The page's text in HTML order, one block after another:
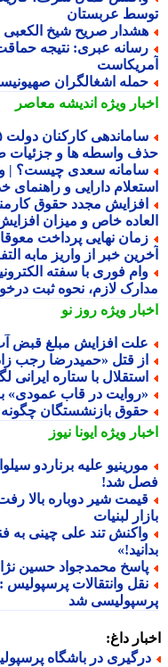
عربستان
صریح شیخ الکعبی به
عبری: نتیجه حماقت
اشغالگران صهیونیست
ویژهاندیشه معاصر
واسطه ها و جزئیات
سعدی چیست؟ |
دارایی و راهنمای
خاص و میزان افزایش
خبر از واریز مابه
فوری با سفته
لازم، نحوه ثبت
ویژهروز نو
افزایش مبلغ قبض آب در
قتل «حمیدرضا رجب
با ستاره ایرانی
در قاب عمودی» با
بازنشستگان چگونه
ویژهایونا نیوز
علیه برناردو سیلوا؛
شد!
شیر دوباره بالا رفت؟
لبنیات
تند علی چینی به
محمدجواد حسین نژاد
وانتقالات پرسپولیس :
شد
داغ:
در باشگاه